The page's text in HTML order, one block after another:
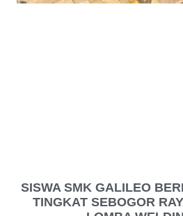
SISWA SMK GALILEO
TINGKAT SEBOGOR